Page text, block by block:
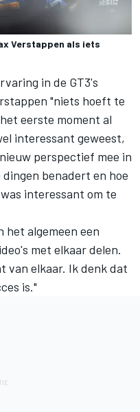
Verstappen als iets
in de GT3's
"niets hoeft te
eerste moment al
interessant geweest,
perspectief mee in
benadert en hoe
interessant om te
het algemeen een
met elkaar delen.
van elkaar. Ik denk dat
is."